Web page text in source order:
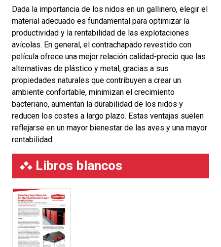
Dada la importancia de los nidos en un gallinero, elegir el
material adecuado es fundamental para optimizar la
productividad y la rentabilidad de las explotaciones
avícolas. En general, el contrachapado revestido con
película ofrece una mejor relación calidad-precio que las
alternativas de plástico y metal, gracias a sus
propiedades naturales que contribuyen a crear un
ambiente confortable, minimizan el crecimiento
bacteriano, aumentan la durabilidad de los nidos y
reducen los costes a largo plazo. Estas ventajas suelen
reflejarse en un mayor bienestar de las aves y una mayor
rentabilidad.
Libros blancos